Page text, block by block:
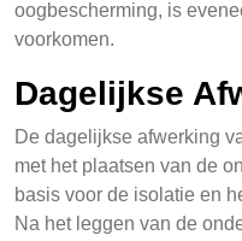
oogbescherming, is
voorkomen.
Dagelijkse
De dagelijkse afwerking
met het plaatsen van de
basis voor de isolatie en
Na het leggen van de